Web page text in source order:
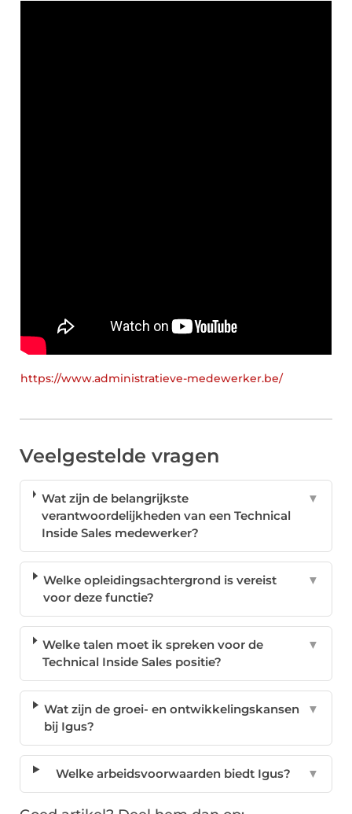
https://www.administratieve-medewerker.be/
Veelgestelde vragen
Wat zijn de belangrijkste
verantwoordelijkheden van een Technical
Inside Sales medewerker?
▼
Welke opleidingsachtergrond is vereist
voor deze functie?
▼
Welke talen moet ik spreken voor de
Technical Inside Sales positie?
▼
Wat zijn de groei- en ontwikkelingskansen
bij Igus?
▼
Welke arbeidsvoorwaarden biedt Igus? ▼